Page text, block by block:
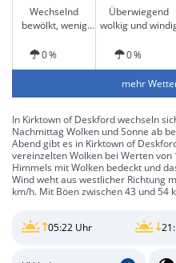
Wechselnd
bewölkt, wenig
Überwiegend
wolkig und
0 % 0 %
mehr
In Kirktown of Deskford wechseln
Nachmittag Wolken und Sonne ab
Abend gibt es in Kirktown of
vereinzelten Wolken bei Werten von
Himmels mit Wolken bedeckt und
Wind weht aus westlicher Richtung
km/h. Mit Böen zwischen 43 und 54
05:22 Uhr